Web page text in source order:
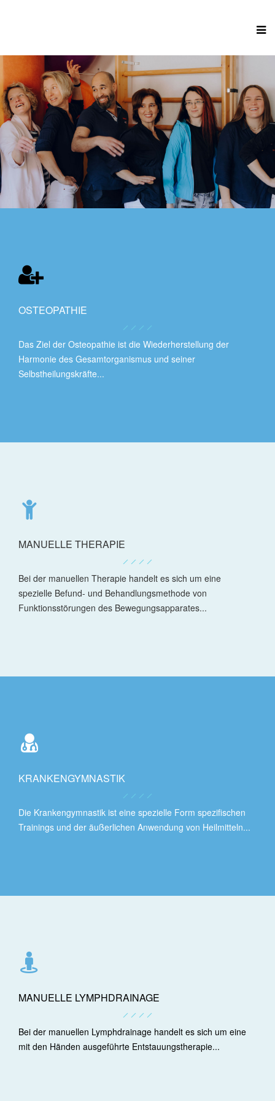
OSTEOPATHIE
Das Ziel der Osteopathie ist die Wiederherstellung der
Harmonie des Gesamtorganismus und seiner
Selbstheilungskräfte...
MANUELLE THERAPIE
Bei der manuellen Therapie handelt es sich um eine
spezielle Befund- und Behandlungsmethode von
Funktionsstörungen des Bewegungsapparates...
KRANKENGYMNASTIK
Die Krankengymnastik ist eine spezielle Form spezifischen
Trainings und der äußerlichen Anwendung von Heilmitteln...
MANUELLE LYMPHDRAINAGE
Bei der manuellen Lymphdrainage handelt es sich um eine
mit den Händen ausgeführte Entstauungstherapie...